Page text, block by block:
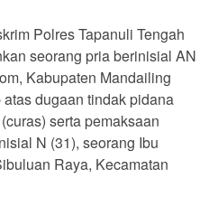
Polres Tapanuli Tengah
seorang pria berinisial AN
Kabupaten Mandailing
dugaan tindak pidana
serta pemaksaan
N (31), seorang Ibu
Raya, Kecamatan